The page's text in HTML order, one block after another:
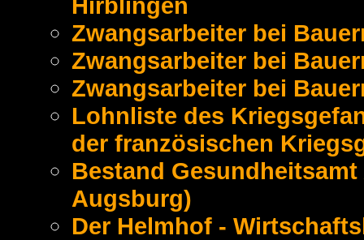
Zwangsarbeiter bei
Zwangsarbeiter bei
Zwangsarbeiter bei
Lohnliste des
der französischen
Bestand
Augsburg)
Der Helmhof -